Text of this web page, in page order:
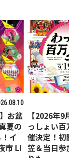
お盆
夏の
イ
市 LI
【2026年
っしょい
催決定！初
笠＆当日参